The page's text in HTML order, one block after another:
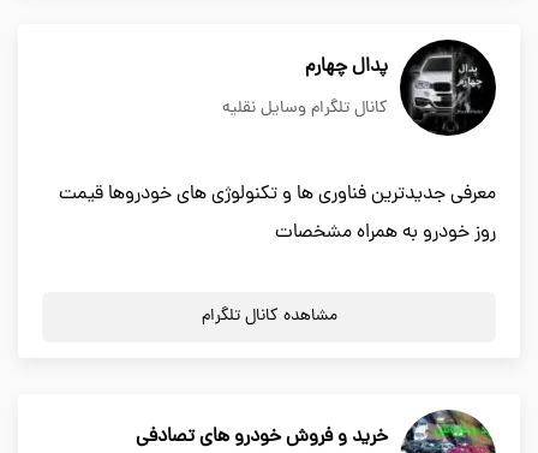
پدال چهارم
کانال تلگرام وسایل نقلیه
معرفی جدیدترین فناوری ها و تکنولوژی های خودروها قیمت
روز خودرو به همراه مشخصات
مشاهده کانال تلگرام
خرید و فروش خودرو های تصادفی